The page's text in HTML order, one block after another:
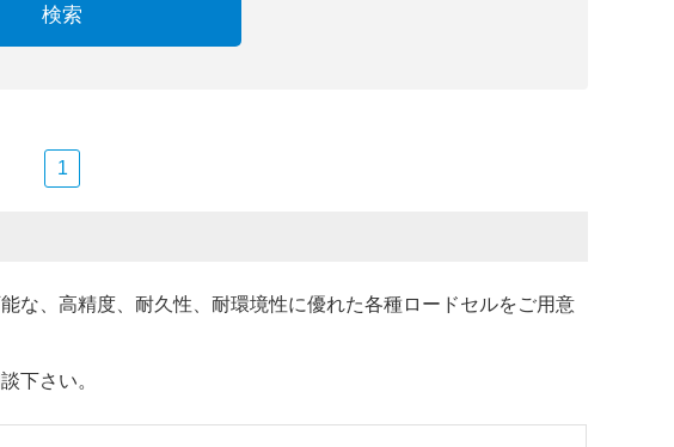
検索
1
な、高精度、耐久性、耐環境性に優れた各種ロードセルをご用意
下さい。